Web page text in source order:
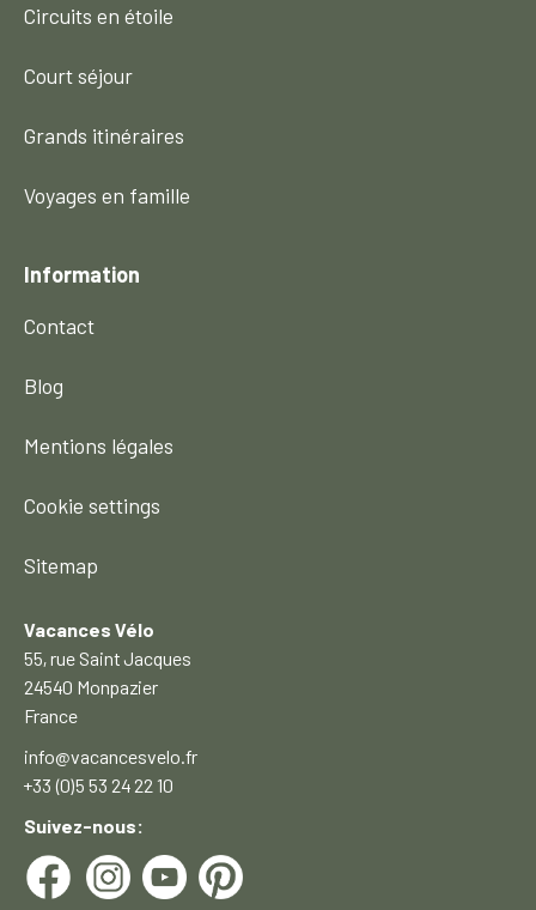
Circuits en étoile
Court séjour
Grands itinéraires
Voyages en famille
Information
Contact
Blog
Mentions légales
Cookie settings
Sitemap
Vacances Vélo
55, rue Saint Jacques
24540 Monpazier
France
info@vacancesvelo.fr
+33 (0)5 53 24 22 10
Suivez-nous: